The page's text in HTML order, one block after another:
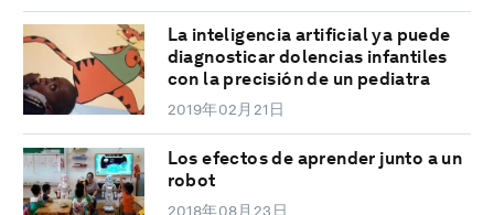
La inteligencia artificial ya puede
diagnosticar dolencias infantiles
con la precisión de un pediatra
2019年02月21日
Los efectos de aprender junto a un
robot
2018年08月23日